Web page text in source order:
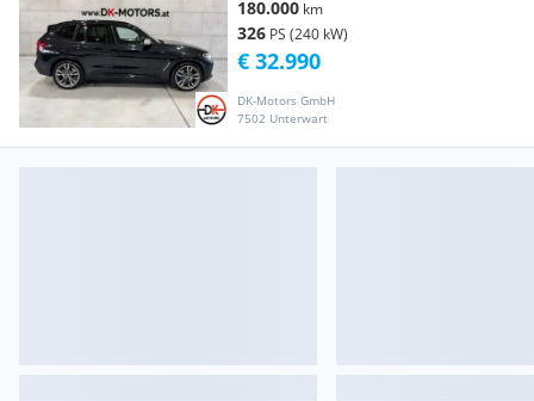
180.000 km
326 PS (240 kW)
DK-Motors GmbH
7502 Unterwart
€ 32.990